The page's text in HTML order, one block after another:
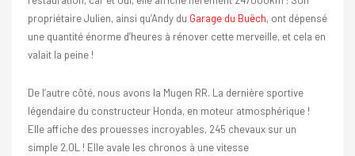
propriétaire Julien, ainsi qu’Andy du Garage du Buëch, ont dépensé
une quantité énorme d’heures à rénover cette merveille, et cela en
valait la peine !
De l’autre côté, nous avons la Mugen RR. La dernière sportive
légendaire du constructeur Honda, en moteur atmosphérique !
Elle affiche des prouesses incroyables, 245 chevaux sur un
simple 2.0L ! Elle avale les chronos à une vitesse